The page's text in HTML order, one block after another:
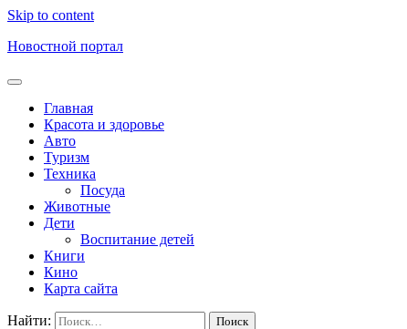
Skip to content
Новостной портал
Главная
Красота и здоровье
Авто
Туризм
Техника
Посуда
Животные
Дети
Воспитание детей
Книги
Кино
Карта сайта
Найти: